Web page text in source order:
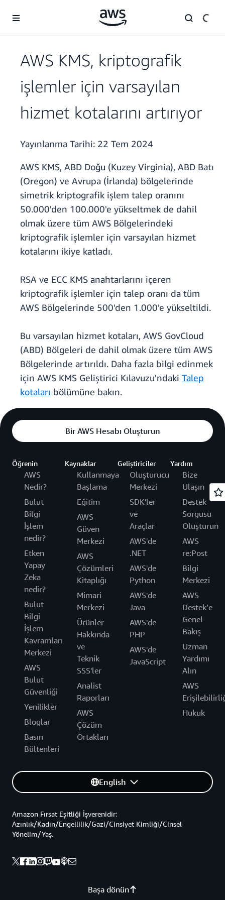
AWS KMS, kriptografik
işlemler için varsayılan
hizmet kotalarını artırıyor
Yayınlanma Tarihi: 22 Tem 2024
AWS KMS, ABD Doğu (Kuzey Virginia), ABD Batı
(Oregon) ve Avrupa (İrlanda) bölgelerinde
simetrik kriptografik işlem talep oranını
50.000'den 100.000'e yükseltmek de dahil
olmak üzere tüm AWS Bölgelerindeki
kriptografik işlemler için varsayılan hizmet
kotalarını ikiye katladı.
RSA ve ECC KMS anahtarlarını içeren
kriptografik işlemler için talep oranı da tüm
AWS Bölgelerinde 500'den 1.000'e yükseltildi.
Bu varsayılan hizmet kotaları, AWS GovCloud
(ABD) Bölgeleri de dahil olmak üzere tüm AWS
Bölgelerinde artırıldı. Daha fazla bilgi edinmek
için AWS KMS Geliştirici Kılavuzu'ndaki Talep
kotaları bölümüne bakın.
Bir AWS Hesabı Oluşturun
Öğrenin
AWS
Nedir?
Bulut
Bilgi
İşlem
nedir?
Etken
Yapay
Zeka
nedir?
Bulut
Bilgi
İşlem
Kavramları
Merkezi
AWS
Bulut
Güvenliği
Yenilikler
Bloglar
Basın
Bültenleri
Kaynaklar
Kullanmaya
Başlama
Eğitim
AWS
Güven
Merkezi
AWS
Çözümleri
Kitaplığı
Mimari
Merkezi
Ürünler
Hakkında
ve
Teknik
SSS'ler
Analist
Raporları
AWS
Çözüm
Ortakları
Geliştiriciler
Oluşturucu
Merkezi
SDK'ler
ve
Araçlar
AWS'de
.NET
AWS'de
Python
AWS'de
Java
AWS'de
PHP
AWS'de
JavaScript
Yardım
Bize
Ulaşın
Destek
Sorgusu
Oluşturun
AWS
re:Post
Bilgi
Merkezi
AWS
Destek’e
Genel
Bakış
Uzman
Yardımı
Alın
AWS
Hukuk
English
Başa dönün
Amazon Fırsat Eşitliği İşverenidir:
Azınlık/Kadın/Engellilik/Gazi/Cinsiyet Kimliği/Cinsel
Yönelim/Yaş.